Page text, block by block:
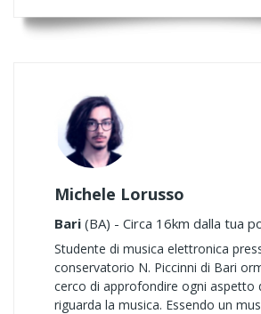
Michele Lorusso
Bari (BA) - Circa 16km dalla tua
Studente di musica elettronica
conservatorio N. Piccinni di Bari
cerco di approfondire ogni aspetto
riguarda la musica. Essendo un